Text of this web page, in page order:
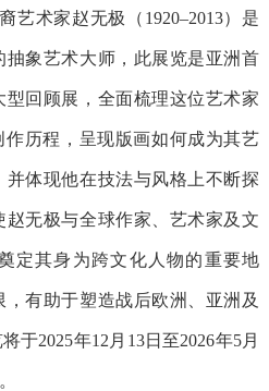
艺术家赵无极（1920–2013）是
抽象艺术大师，此展览是亚洲首
回顾展，全面梳理这位艺术家
作历程，呈现版画如何成为其艺
体现他在技法与风格上不断探
无极与全球作家、艺术家及文
定其身为跨文化人物的重要地
有助于塑造战后欧洲、亚洲及
于2025年12月13日至2026年5月